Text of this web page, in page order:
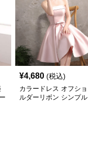
¥4,680 (税込)
カラードレス オフショ
ルダーリボン シンプル